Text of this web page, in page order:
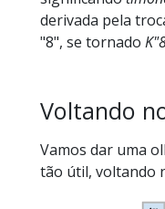
derivada pela
"8", se tornado
Voltando
Vamos dar uma
tão útil, voltando